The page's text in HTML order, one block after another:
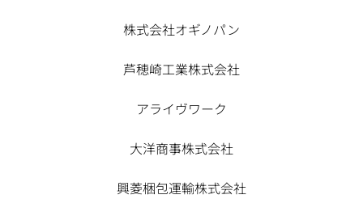
株式会社オギノパン
芦穂崎工業株式会社
アライヴワーク
大洋商事株式会社
興菱梱包運輸株式会社